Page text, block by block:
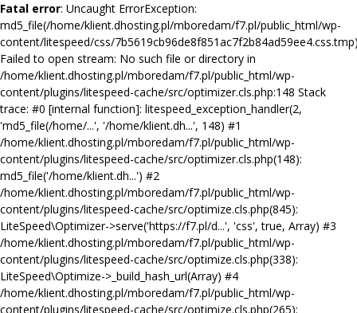
Fatal error: Uncaught ErrorException:
md5_file(/home/klient.dhosting.pl/mboredam/f7.pl/public_html/wp-
content/litespeed/css/
Failed to open stream: No such file or directory in
/home/klient.dhosting.pl/mboredam/f7.pl/public_html/wp-
content/plugins/litespeed-cache/src/optimizer.cls.php:148 Stack
trace: #0 [internal function]: litespeed_exception_handler(2,
'md5_file(/home/...', '/home/klient.dh...', 148) #1
/home/klient.dhosting.pl/mboredam/f7.pl/public_html/wp-
content/plugins/litespeed-cache/src/optimizer.cls.php(148):
md5_file('/home/klient.dh...') #2
/home/klient.dhosting.pl/mboredam/f7.pl/public_html/wp-
content/plugins/litespeed-cache/src/optimize.cls.php(845):
LiteSpeed\Optimizer->serve('https://f7.pl/d...', 'css', true, Array) #3
/home/klient.dhosting.pl/mboredam/f7.pl/public_html/wp-
content/plugins/litespeed-cache/src/optimize.cls.php(338):
LiteSpeed\Optimize->_build_hash_url(Array) #4
/home/klient.dhosting.pl/mboredam/f7.pl/public_html/wp-
content/plugins/litespeed-cache/src/optimize.cls.php(265):